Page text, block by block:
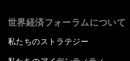
世界経済フォーラムについて
私たちのストラテジー